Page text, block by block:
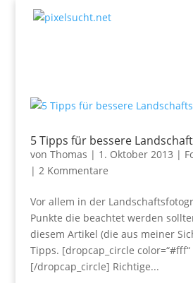
5 Tipps für bessere
von Thomas | 1. Oktober 2013 |
| 2 Kommentare
Vor allem in der
Punkte die beachtet werden
diesem Artikel (die aus meiner
Tipps. [dropcap_circle color=“#fff“
[/dropcap_circle] Richtige...